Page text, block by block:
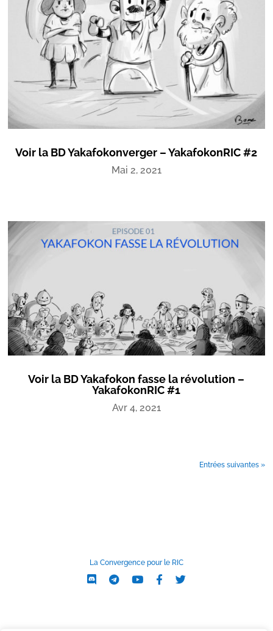
Voir la BD Yakafokonverger – YakafokonRIC #2
Mai 2, 2021
Voir la BD Yakafokon fasse la révolution –
YakafokonRIC #1
Avr 4, 2021
Entrées suivantes »
La Convergence pour le RIC